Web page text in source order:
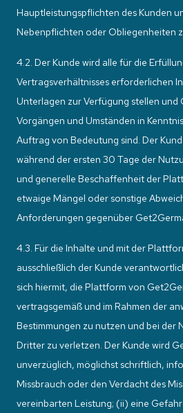
Hauptleistungspflichten des Kunden
Nebenpflichten oder Obliegenheiten
4.2. Der Kunde wird alle für die
Vertragsverhältnisses erforderlichen
Unterlagen zur Verfügung stellen und
Vorgängen und Umständen in
Auftrag von Bedeutung sind. Der
während der ersten 30 Tage der
und generelle Beschaffenheit der
etwaige Mängel oder sonstige
Anforderungen gegenüber
4.3. Für die Inhalte und mit der
ausschließlich der Kunde
sich hiermit, die Plattform von
vertragsgemäß und im Rahmen der
Bestimmungen zu nutzen und bei der
Dritter zu verletzen. Der Kunde wird
unverzüglich, möglichst schriftlich,
Missbrauch oder den Verdacht des
vereinbarten Leistung; (ii) eine